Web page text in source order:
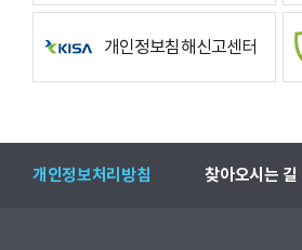
개인정보침해신고센터
개인정보처리방침 찾아오시는 길